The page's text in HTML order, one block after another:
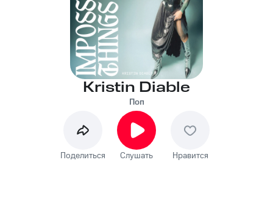
Kristin Diable
Поп
Поделиться Слушать Нравится